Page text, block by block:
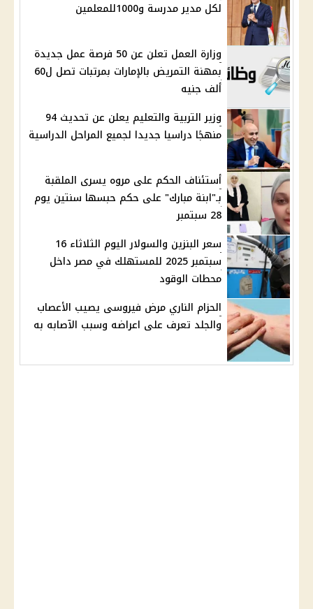
لكل مدير مدرسة و1000للمعلمين
وزارة العمل تعلن عن 50 فرصة عمل جديدة
بمهنة التمريض بالإمارات بمرتبات تصل ل60
ألف جنيه
وزير التربية والتعليم يعلن عن تحديث 94
منهجًا دراسيا جديدا لجميع المراحل الدراسية
أستئناف الحكم على مروه يسرى الملقبة
بـ"ابنة مبارك" على حكم حبسها سنتين يوم
28 سبتمبر
سعر البنزين والسولار اليوم الثلاثاء 16
سبتمبر 2025 للمستهلك في مصر داخل
محطات الوقود
الحزام الناري مرض فيروسى يصيب الأعصاب
والجلد تعرف على اعراضه وسبب الآصابه به